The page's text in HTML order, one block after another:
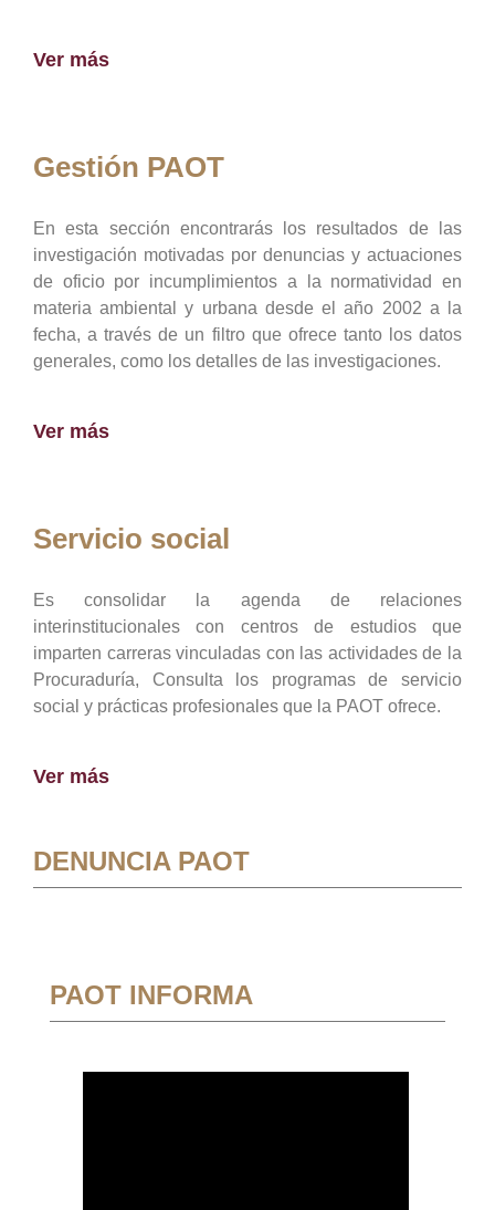
Ver más
Gestión PAOT
En esta sección encontrarás los resultados de las
investigación motivadas por denuncias y actuaciones
de oficio por incumplimientos a la normatividad en
materia ambiental y urbana desde el año 2002 a la
fecha, a través de un filtro que ofrece tanto los datos
generales, como los detalles de las investigaciones.
Ver más
Servicio social
Es consolidar la agenda de relaciones
interinstitucionales con centros de estudios que
imparten carreras vinculadas con las actividades de la
Procuraduría, Consulta los programas de servicio
social y prácticas profesionales que la PAOT ofrece.
Ver más
DENUNCIA PAOT
PAOT INFORMA